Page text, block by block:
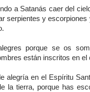
a Satanás caer del
serpientes y
porque se os
están inscritos en el
alegría en el Espíritu
la tierra, porque has